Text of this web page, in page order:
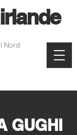
Nord
GUGHI